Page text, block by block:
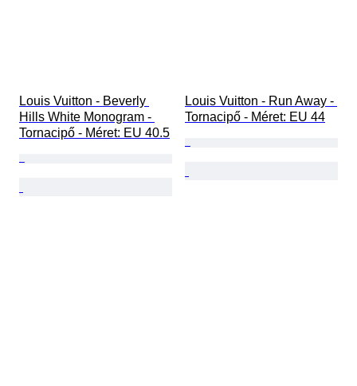
Louis Vuitton - Beverly
Hills White Monogram -
Tornacipő - Méret: EU 40.5
Louis Vuitton - Run Away -
Tornacipő - Méret: EU 44